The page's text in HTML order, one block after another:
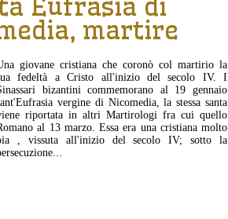
Eufrasia di
martire
giovane cristiana che coronò col martirio la
fedeltà a Cristo all'inizio del secolo IV. I
bizantini commemorano al 19 gennaio
vergine di Nicomedia, la stessa santa
riportata in altri Martirologi fra cui quello
al 13 marzo. Essa era una cristiana molto
, vissuta all'inizio del secolo IV; sotto la